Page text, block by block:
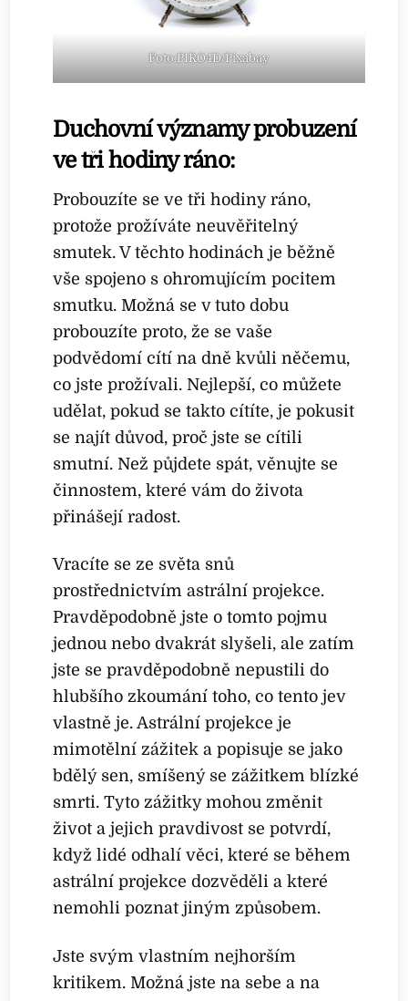
Foto:PIRO4D/Pixabay
Duchovní významy probuzení
ve tři hodiny ráno:
Probouzíte se ve tři hodiny ráno,
protože prožíváte neuvěřitelný
smutek. V těchto hodinách je běžně
vše spojeno s ohromujícím pocitem
smutku. Možná se v tuto dobu
probouzíte proto, že se vaše
podvědomí cítí na dně kvůli něčemu,
co jste prožívali. Nejlepší, co můžete
udělat, pokud se takto cítíte, je pokusit
se najít důvod, proč jste se cítili
smutní. Než půjdete spát, věnujte se
činnostem, které vám do života
přinášejí radost.
Vracíte se ze světa snů
prostřednictvím astrální projekce.
Pravděpodobně jste o tomto pojmu
jednou nebo dvakrát slyšeli, ale zatím
jste se pravděpodobně nepustili do
hlubšího zkoumání toho, co tento jev
vlastně je. Astrální projekce je
mimotělní zážitek a popisuje se jako
bdělý sen, smíšený se zážitkem blízké
smrti. Tyto zážitky mohou změnit
život a jejich pravdivost se potvrdí,
když lidé odhalí věci, které se během
astrální projekce dozvěděli a které
nemohli poznat jiným způsobem.
Jste svým vlastním nejhorším
kritikem. Možná jste na sebe a na